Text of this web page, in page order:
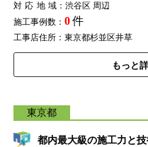
対応地域：渋谷区 周辺
施工事例数： 0件
工事店住所：東京都杉並区井草
もっと
東京都
都内最大級の施工力と